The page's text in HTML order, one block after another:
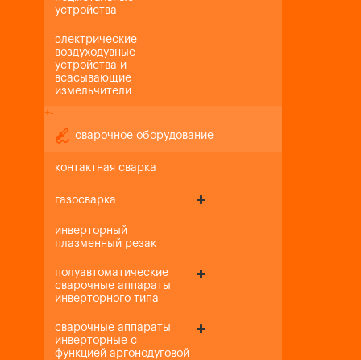
устройства
электрические
воздуходувные
устройства и
всасывающие
измельчители
+-
сварочное оборудование
контактная сварка
газосварка
инверторный
плазменный резак
полуавтоматические
сварочные аппараты
инверторного типа
сварочные аппараты
инверторные с
функцией аргонодуговой